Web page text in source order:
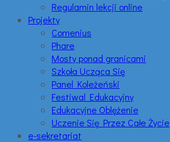
Regulamin lekcji online
Projekty
Comenius
Phare
Mosty ponad granicami
Szkoła Ucząca Się
Panel Koleżeński
Festiwal Edukacyjny
Edukacyjne Oblężenie
Uczenie Się Przez Całe Życie
e-sekretariat